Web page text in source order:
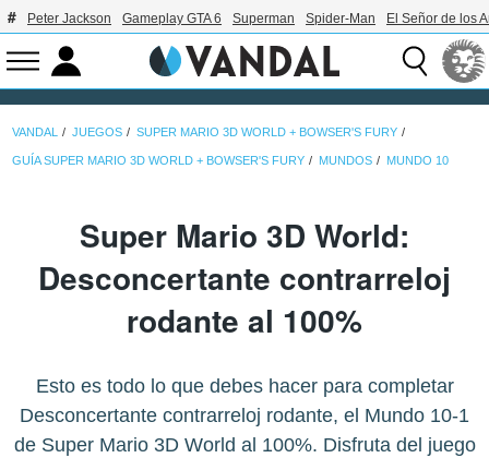
Peter Jackson Gameplay GTA 6 Superman Spider-Man El Señor de los
VANDAL JUEGOS SUPER MARIO 3D WORLD + BOWSER'S FURY
GUÍA SUPER MARIO 3D WORLD + BOWSER'S FURY MUNDOS MUNDO 10
Super Mario 3D World:
Desconcertante contrarreloj
rodante al 100%
Esto es todo lo que debes hacer para completar
Desconcertante contrarreloj rodante, el Mundo 10-1
de Super Mario 3D World al 100%. Disfruta del juego